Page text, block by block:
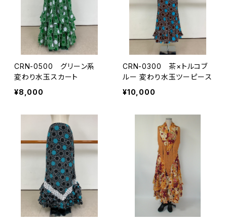
CRN-0500 グリーン系
変わり水玉スカート
¥8,000
CRN-0300 茶×トルコブ
ルー 変わり水玉ツーピース
¥10,000